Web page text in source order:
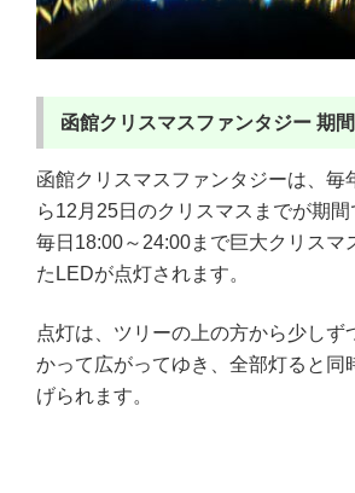
函館クリスマスファンタジー 期
函館クリスマスファンタジーは、毎
ら12月25日のクリスマスまでが期
毎日18:00～24:00まで巨大クリスマ
たLEDが点灯されます。
点灯は、ツリーの上の方から少しず
かって広がってゆき、全部灯ると同
げられます。